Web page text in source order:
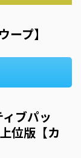
プ】
ブパッ
位版【カ